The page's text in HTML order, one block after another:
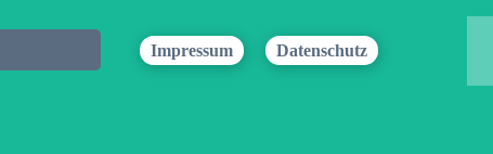
Impressum Datenschutz